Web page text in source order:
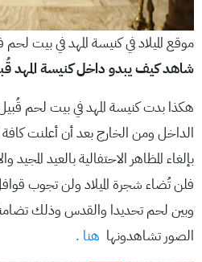
موقع الميلاد في كنيسة المهد في بيت
شاهد كيف يبدو داخل كنيسة المهد
هكذا بدت كنيسة المهد في بيت لحم
الداخل ومن الخارج بعد أن أعلنت
بإلغاء المظاهر الاحتفالية بالعيد
فلن تُضاء شجرة الميلاد ولن تجوب
وبين لحم تحديدا والقدس وذلك
الصور تشاهدونها هنا .